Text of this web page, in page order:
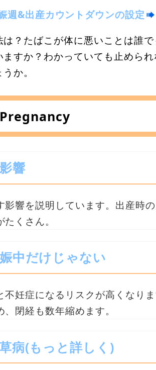
週&出産カウントダウンの設定
？たばこが体に悪いことは誰
すか？わかっていても止めら
か。
響
響を説明しています。出産時
くさん。
中だけじゃない
妊症になるリスクが高くなり
閉経も数年縮めます。
病(もっと詳しく)